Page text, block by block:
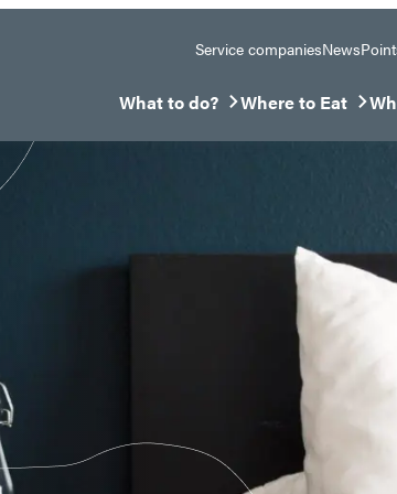
Service companiesNews
What to do?
Ouvrir/Fermer le sous-menu
Where to Eat
Ouvrir/Fermer le